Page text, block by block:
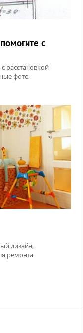
с
расстановкой
фото,
дизайн,
ремонта